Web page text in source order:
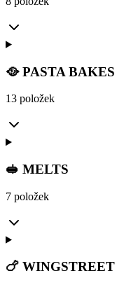
🥘 PASTA BAKES
13 položek
🥪 MELTS
7 položek
🍗 WINGSTREET